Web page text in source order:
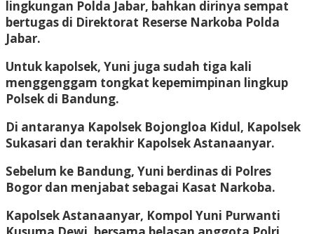
lingkungan Polda Jabar, bahkan dirinya sempat
bertugas di Direktorat Reserse Narkoba Polda
Jabar.
Untuk kapolsek, Yuni juga sudah tiga kali
menggenggam tongkat kepemimpinan lingkup
Polsek di Bandung.
Di antaranya Kapolsek Bojongloa Kidul, Kapolsek
Sukasari dan terakhir Kapolsek Astanaanyar.
Sebelum ke Bandung, Yuni berdinas di Polres
Bogor dan menjabat sebagai Kasat Narkoba.
Kapolsek Astanaanyar, Kompol Yuni Purwanti